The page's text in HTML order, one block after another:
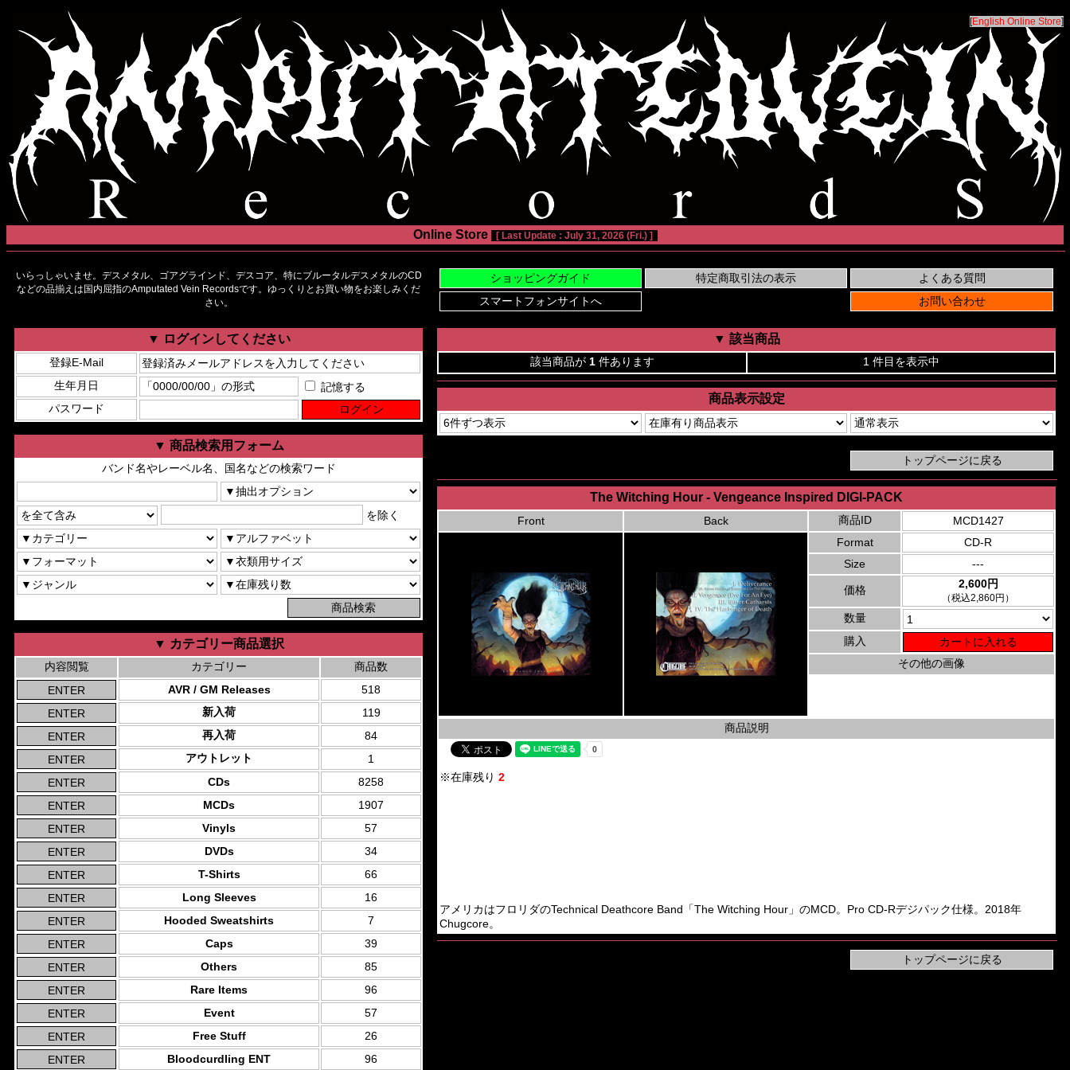
[English Online Store]
Online Store [ Last Update : July 31, 2026 (Fri.) ]
いらっしゃいませ。デスメタル、ゴアグラインド、デスコア、特にブルータルデスメタルのCD
などの品揃えは国内屈指のAmputated Vein Recordsです。ゆっくりとお買い物をお楽しみくだ
さい。
▼ ログインしてください
登録E-Mail
生年月日
記憶する
パスワード
▼ 商品検索用フォーム
バンド名やレーベル名、国名などの検索ワード
を除く
▼ カテゴリー商品選択
内容閲覧 カテゴリー
商品数
AVR / GM Releases
518
新入荷
119
再入荷
84
アウトレット
1
CDs
8258
MCDs
1907
Vinyls
57
DVDs
34
T-Shirts
66
Long Sleeves
16
Hooded Sweatshirts
7
Caps
39
Others
85
Rare Items
96
Event
57
Free Stuff
26
Bloodcurdling ENT
96
▼ 該当商品
該当商品が 1 件あります 1 件目を表示中
商品表示設定
The Witching Hour - Vengeance Inspired DIGI-PACK
Front Back 商品ID
MCD1427
Format
CD-R
Size
---
価格 2,600円
（税込2,860円）
数量
購入
その他の画像
商品説明
※在庫残り 2
アメリカはフロリダのTechnical Deathcore Band「The Witching Hour」のMCD。Pro CD-Rデジパック仕様。2018年
Chugcore。